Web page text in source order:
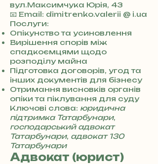
вул.Максимчука Юрія, 43
+
3
8
0
7
3
0
4
8
5
7
8
4
📧 Email: dimitrenko.valerii @ i.ua
Послуги:
Опікунство та усиновлення
Вирішення спорів між
спадкоємцями щодо
розподілу майна
Підготовка договорів, угод та
інших документів для бізнесу
Отримання висновків органів
опіки та піклування для суду
Ключові слова: юридична
підтримка Татарбунари,
господарський адвокат
Татарбунари, адвокат 130
Татарбунари
Адвокат (юрист)